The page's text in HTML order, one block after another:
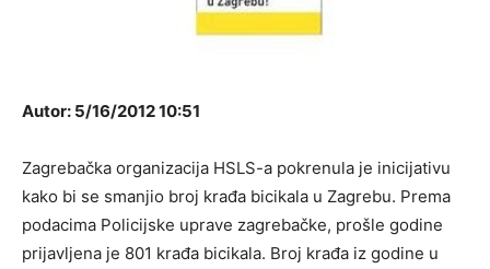
Autor: 5/16/2012 10:51
Zagrebačka organizacija HSLS-a pokrenula je inicijativu
kako bi se smanjio broj krađa bicikala u Zagrebu. Prema
podacima Policijske uprave zagrebačke, prošle godine
prijavljena je 801 krađa bicikala. Broj krađa iz godine u